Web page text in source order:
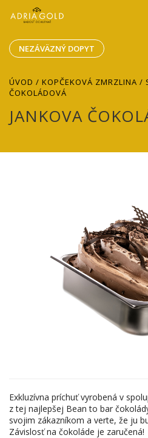
NEZÁVÄZNÝ DOPYT
ÚVOD / KOPČEKOVÁ ZMRZLINA /
ČOKOLÁDOVÁ
JANKOVA
Exkluzívna príchuť vyrobená v
z tej najlepšej Bean to bar
svojim zákazníkom a verte, že ju
Závislosť na čokoláde je zaručená!